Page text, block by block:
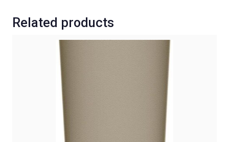
Related products